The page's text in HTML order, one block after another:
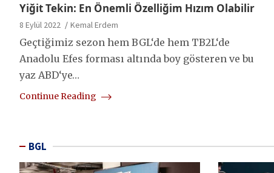
Yiğit Tekin: En Önemli Özelliğim Hızım Olabilir
8 Eylül 2022 Kemal Erdem
Geçtiğimiz sezon hem BGL‘de hem TB2L‘de
Anadolu Efes forması altında boy gösteren ve bu
yaz ABD‘ye…
Continue Reading
BGL